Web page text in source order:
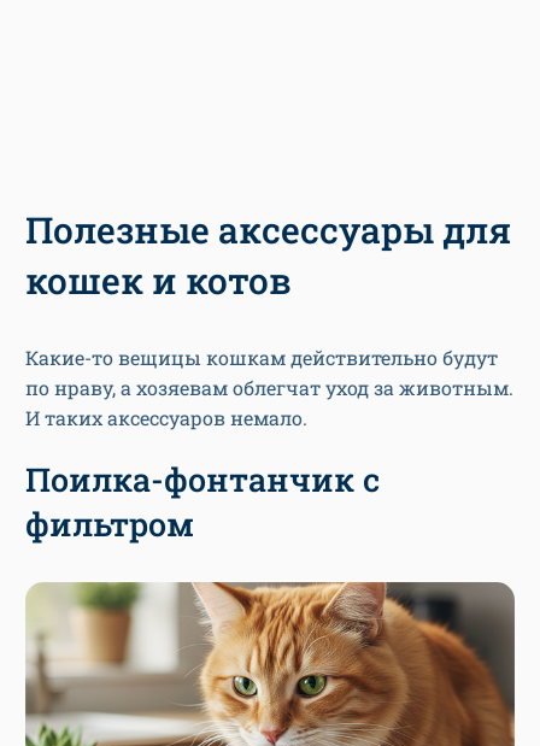
Полезные аксессуары для
кошек и котов
Какие-то вещицы кошкам действительно будут
по нраву, а хозяевам облегчат уход за животным.
И таких аксессуаров немало.
Поилка-фонтанчик с
фильтром